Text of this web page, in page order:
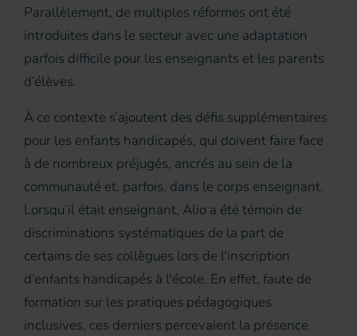
Parallèlement, de multiples réformes ont été
introduites dans le secteur avec une adaptation
parfois difficile pour les enseignants et les parents
d’élèves.
À ce contexte s’ajoutent des défis supplémentaires
pour les enfants handicapés, qui doivent faire face
à de nombreux préjugés, ancrés au sein de la
communauté et, parfois, dans le corps enseignant.
Lorsqu’il était enseignant, Alio a été témoin de
discriminations systématiques de la part de
certains de ses collègues lors de l'inscription
d’enfants handicapés à l'école. En effet, faute de
formation sur les pratiques pédagogiques
inclusives, ces derniers percevaient la présence